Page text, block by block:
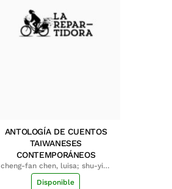
ANTOLOGÍA DE CUENTOS
TAIWANESES
CONTEMPORÁNEOS
cheng-fan chen, luisa; shu-ying
chang, luisa
Disponible